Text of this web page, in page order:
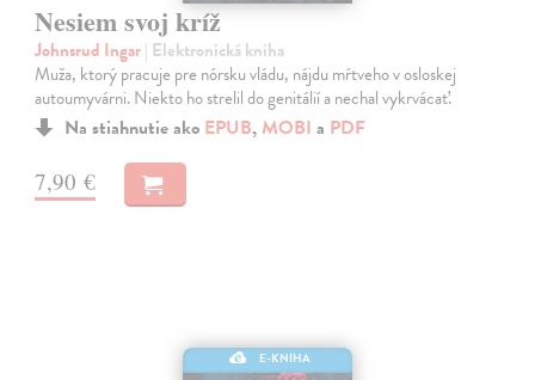
Nesiem svoj kríž
Johnsrud Ingar| Elektronická kniha
Muža, ktorý pracuje pre nórsku vládu, nájdu mŕtveho v osloskej
autoumyvárni. Niekto ho strelil do genitálií a nechal vykrvácať.
Na stiahnutie ako EPUB, MOBI a PDF
7,90 €
E-KNIHA